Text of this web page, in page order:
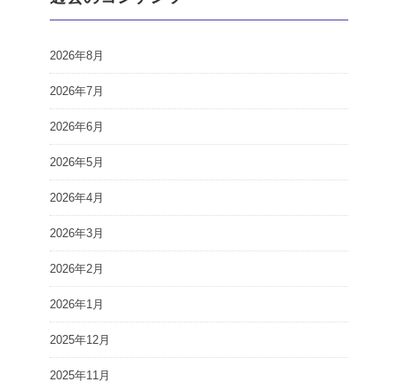
2026年8月
2026年7月
2026年6月
2026年5月
2026年4月
2026年3月
2026年2月
2026年1月
2025年12月
2025年11月